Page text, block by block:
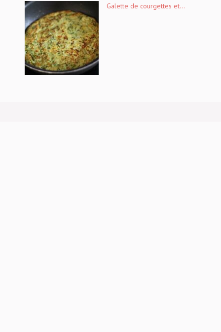
Galette de courgettes et...